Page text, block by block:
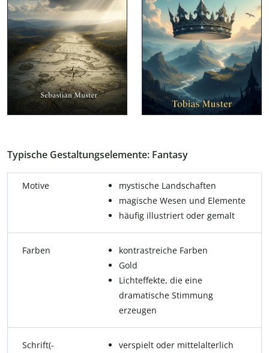
Typische Gestaltungselemente: Fantasy
Motive
mystische Landschaften
magische Wesen und Elemente
häufig illustriert oder gemalt
Farben
kontrastreiche Farben
Gold
Lichteffekte, die eine
dramatische Stimmung
erzeugen
Schrift(-
verspielt oder mittelalterlich